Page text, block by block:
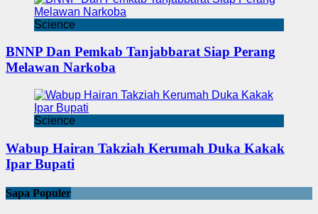
Science
BNNP Dan Pemkab Tanjabbarat Siap Perang
Melawan Narkoba
Science
Wabup Hairan Takziah Kerumah Duka Kakak
Ipar Bupati
Sapa Populer